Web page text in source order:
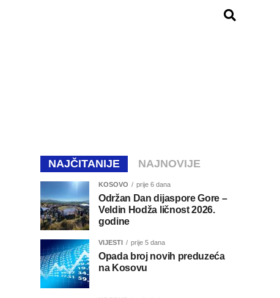
NAJČITANIJE NAJNOVIJE
KOSOVO prije 6 dana
Održan Dan dijaspore Gore –
Veldin Hodža ličnost 2026.
godine
VIJESTI prije 5 dana
Opada broj novih preduzeća
na Kosovu